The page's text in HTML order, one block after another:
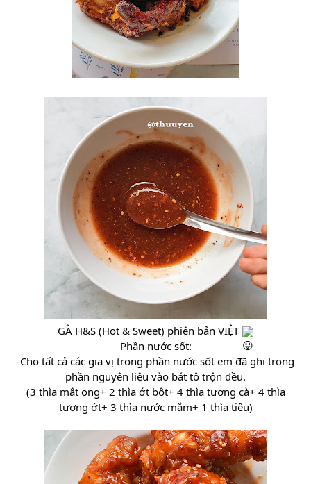
GÀ H&S (Hot & Sweet) phiên bản VIỆT
Phần nước sốt:
-Cho tất cả các gia vị trong phần nước sốt em đã ghi trong
phần nguyên liệu vào bát tô trộn đều.
(3 thìa mật ong+ 2 thìa ớt bột+ 4 thìa tương cà+ 4 thìa
tương ớt+ 3 thìa nước mắm+ 1 thìa tiêu)